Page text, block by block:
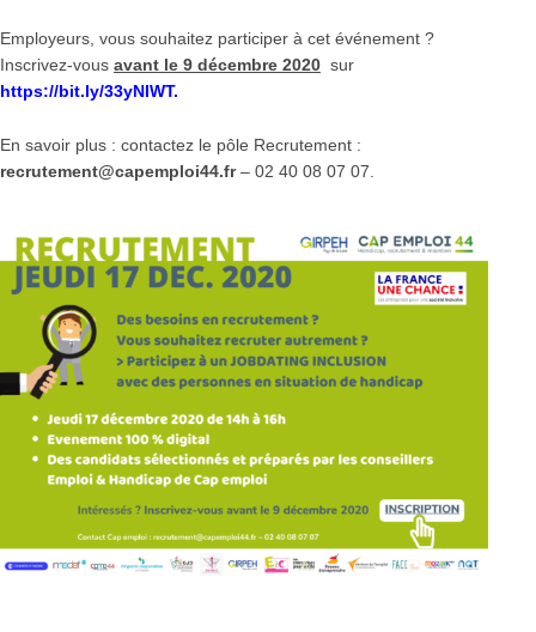
Employeurs, vous souhaitez participer à cet événement ?
Inscrivez-vous avant le 9 décembre 2020 sur
https://bit.ly/33yNIWT.
En savoir plus : contactez le pôle Recrutement :
recrutement@capemploi44.fr– 02 40 08 07 07.